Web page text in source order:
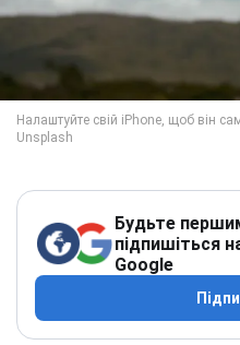
Будьте
підпишіться
Google